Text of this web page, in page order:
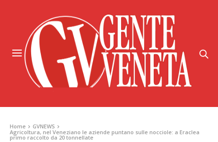
Home
GVNEWS
Agricoltura, nel Veneziano le aziende puntano sulle nocciole: a Eraclea
primo raccolto da 20 tonnellate